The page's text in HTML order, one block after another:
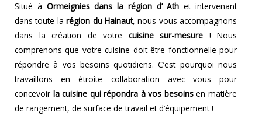
Situé à Ormeignies dans la région d’ Ath et intervenant
dans toute larégion du Hainaut, nous vous accompagnons
dans la création de votre cuisine sur-mesure ! Nous
comprenons que votre cuisine doit être fonctionnelle pour
répondre à vos besoins quotidiens. C’est pourquoi nous
travaillons en étroite collaboration avec vous pour
concevoir la cuisine qui répondra à vos besoinsen matière
de rangement, de surface de travail et d’équipement !